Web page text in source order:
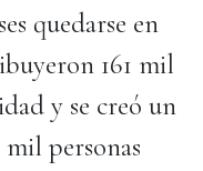
quedarse en
161 mil
y se creó un
personas